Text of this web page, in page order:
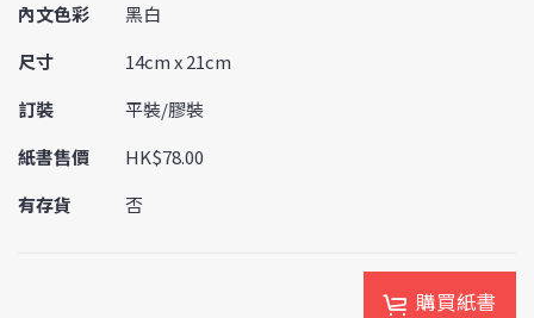
內文色彩
黑白
尺寸
14cm x 21cm
訂裝
平裝/膠裝
紙書售價
HK$78.00
有存貨
否
購買紙書